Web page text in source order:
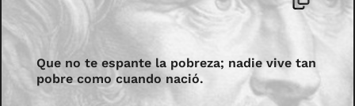
Que no te espante la pobreza; nadie vive tan
pobre como cuando nació.